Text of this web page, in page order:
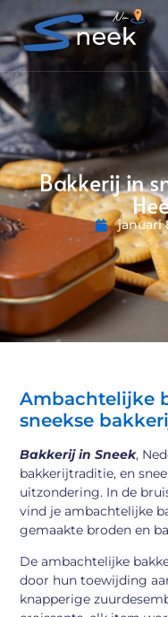
Bakkerij in
januari
Ambachtelijke
sneekse
Bakkerij in Sneek,
bakkerijtraditie, en
uitzondering. In de
vind je ambachtelijke
gemaakte broden en
De ambachtelijke
door hun toewijding
knapperige